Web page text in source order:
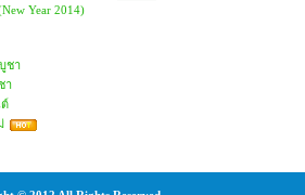
Year 2014)
ชา
า